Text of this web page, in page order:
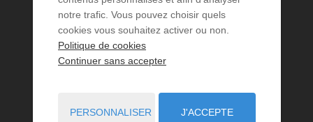
notre trafic. Vous pouvez choisir quels
cookies vous souhaitez activer ou non.
Politique de cookies
Continuer sans accepter
PERSONNALISER J'ACCEPTE